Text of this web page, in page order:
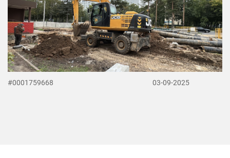
#0001759668 03-09-2025